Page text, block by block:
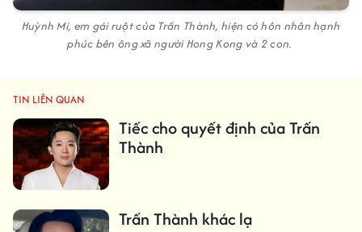
Huỳnh Mi, em gái ruột của Trấn Thành, hiện có hôn nhân hạnh
phúc bên ông xã người Hong Kong và 2 con.
TIN LIÊN QUAN
Tiếc cho quyết định của Trấn
Thành
Trấn Thành khác lạ